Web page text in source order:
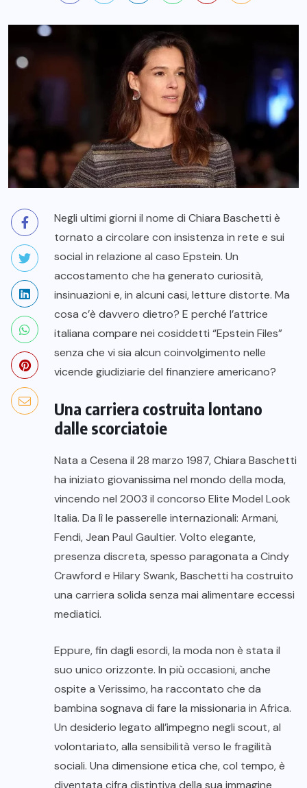
Negli ultimi giorni il nome di Chiara Baschetti è
tornato a circolare con insistenza in rete e sui
social in relazione al caso Epstein. Un
accostamento che ha generato curiosità,
insinuazioni e, in alcuni casi, letture distorte. Ma
cosa c’è davvero dietro? E perché l’attrice
italiana compare nei cosiddetti “Epstein Files”
senza che vi sia alcun coinvolgimento nelle
vicende giudiziarie del finanziere americano?
Una carriera costruita lontano
dalle scorciatoie
Nata a Cesena il 28 marzo 1987, Chiara Baschetti
ha iniziato giovanissima nel mondo della moda,
vincendo nel 2003 il concorso Elite Model Look
Italia. Da lì le passerelle internazionali: Armani,
Fendi, Jean Paul Gaultier. Volto elegante,
presenza discreta, spesso paragonata a Cindy
Crawford e Hilary Swank, Baschetti ha costruito
una carriera solida senza mai alimentare eccessi
mediatici.
Eppure, fin dagli esordi, la moda non è stata il
suo unico orizzonte. In più occasioni, anche
ospite a Verissimo, ha raccontato che da
bambina sognava di fare la missionaria in Africa.
Un desiderio legato all’impegno negli scout, al
volontariato, alla sensibilità verso le fragilità
sociali. Una dimensione etica che, col tempo, è
diventata cifra distintiva della sua immagine